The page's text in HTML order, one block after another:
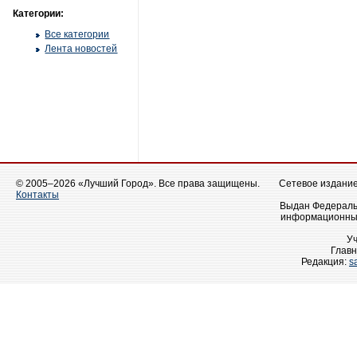
Категории:
Все категории
Лента новостей
© 2005–2026 «Лучший Город». Все права защищены.
Контакты
Сетевое
Выдан
Редакция: